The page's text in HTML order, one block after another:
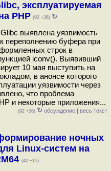
эксплуатируемая
PHP (92 +36) ↻
выявлена уязвимость
переполнению буфера при
строк в
iconv(). Выявивший
10 мая выступить на
в анонсе которого
уязвимости через
что проблема
и некоторые приложения...
(92 +36) ↻ обсуждение | весь текст
ночных
Linux-систем на
(40 +15)